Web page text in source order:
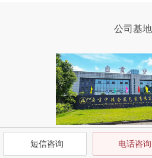
公司基地
自贡中粮金属包装有限
短信咨询 电话咨询